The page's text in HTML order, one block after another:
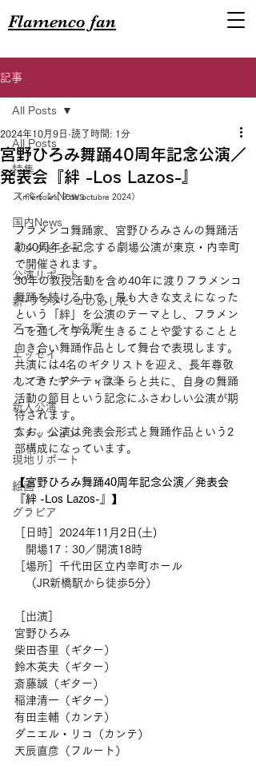
Flamenco fan
記事
All Posts
特集
スペインNews
国内News
インタビュー
公演リポート
新･フラメンコのあした
アーティスト名鑑
エッセイ
カンテ・ギター・音楽
新人公演
ファッション
現地リポート
絵画
グラビア
All Posts
宮野ひろみ舞踊40周年記念公演／
発表会『絆 -Los Lazos-』
2024年10月9日 読了時間: 1分
（miércoles, 9 de octubre 2024）
フラメンコ舞踊家、宮野ひろみさんの舞踊活
動40周年を記念する劇場公演が東京・内幸町
で開催されます。
30年の教授活動を含め40年に渡りフラメンコ
舞踊を続ける中で、最も大きな支えになった
という「絆」を公演のテーマとし、フラメン
コを通して学んだ生きることや愛することと
向き合い舞踊作品として舞台で表現します。
共演には4名のギタリストを迎え、長年尊敬
してきたアーティストらと共に、自身の舞踊
活動の節目という記念にふさわしい公演が期
待されます。
なお、公演は発表会形式と舞踊作品という2
部構成になっています。
【宮野ひろみ舞踊40周年記念公演／発表会
『絆 -Los Lazos-』】
［日時］2024年11月2日(土)
開場17：30／開演18時
［場所］千代田区立内幸町ホール
（JR新橋駅から徒歩5分）
［出演］
宮野ひろみ
柴田杏里（ギター）
鈴木英夫（ギター）
斎藤誠（ギター）
稲津清一（ギター）
有田圭輔（カンテ）
ダニエル・リコ（カンテ）
天辰直彦（フルート）